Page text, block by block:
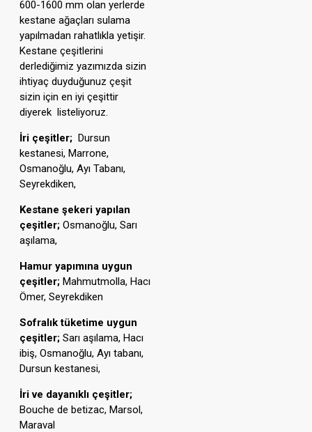
600-1600 mm olan yerlerde
kestane ağaçları sulama
yapılmadan rahatlıkla yetişir.
Kestane çeşitlerini
derlediğimiz yazımızda sizin
ihtiyaç duyduğunuz çeşit
sizin için en iyi çeşittir
diyerek listeliyoruz.
İri çeşitler; Dursun
kestanesi, Marrone,
Osmanoğlu, Ayı Tabanı,
Seyrekdiken,
Kestane şekeri yapılan
çeşitler; Osmanoğlu, Sarı
aşılama,
Hamur yapımına uygun
çeşitler; Mahmutmolla, Hacı
Ömer, Seyrekdiken
Sofralık tüketime uygun
çeşitler; Sarı aşılama, Hacı
ibiş, Osmanoğlu, Ayı tabanı,
Dursun kestanesi,
İri ve dayanıklı çeşitler;
Bouche de betizac, Marsol,
Maraval